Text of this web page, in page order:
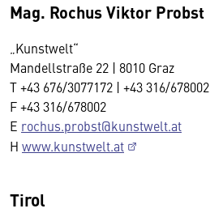
Mag. Rochus Viktor Probst
„Kunstwelt“
Mandellstraße 22 | 8010 Graz
T +43 676/3077172 | +43 316/678002
F +43 316/678002
E rochus.probst@kunstwelt.at
H www.kunstwelt.at
Tirol